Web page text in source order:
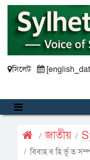
সিলেট
জাতীয়
বিবাহ ব হি র্ভূ ত